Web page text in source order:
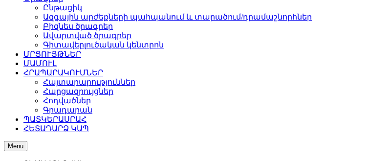
Ընթացիկ
Ազգային արժեքների պահպանում և տարածում/դրամաշնորհներ
Բիզնես ծրագրեր
Ավարտված ծրագրեր
Գիտավերլուծական կենտրոն
ՄՐՑՈՒՅԹՆԵՐ
ՄԱՄՈՒԼ
ՀՐԱՊԱՐԱԿՈՒՄՆԵՐ
Հայտարարություններ
Հարցազրույցներ
Հոդվածներ
Գրադարան
ՊԱՏԿԵՐԱՍՐԱՀ
ՀԵՏԱԴԱՐՁ ԿԱՊ
Menu